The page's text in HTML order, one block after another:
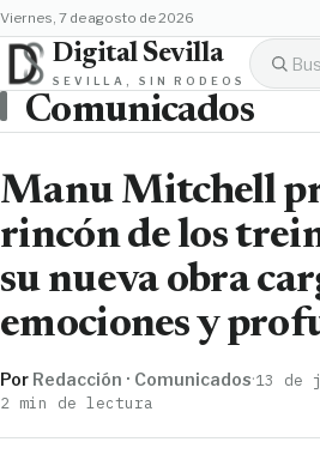
viernes, 7 de agosto de 2026
Digital Sevilla
SEVILLA, SIN RODEOS
Comunicados
Manu Mitchell
rincón de los
su nueva obra
emociones y
Por Redacción · Comunicados·13 de
2 min de lectura